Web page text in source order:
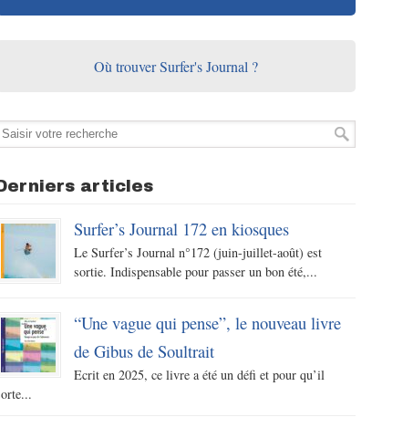
Où trouver Surfer's Journal ?
Derniers articles
Surfer’s Journal 172 en kiosques
Le Surfer’s Journal n°172 (juin-juillet-août) est
sortie. Indispensable pour passer un bon été,...
“Une vague qui pense”, le nouveau livre
de Gibus de Soultrait
Ecrit en 2025, ce livre a été un défi et pour qu’il